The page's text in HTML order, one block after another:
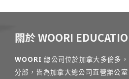
關於 WOORI
WOORI 總公司位於加拿大多倫多
分部，皆為加拿大總公司直營辦公